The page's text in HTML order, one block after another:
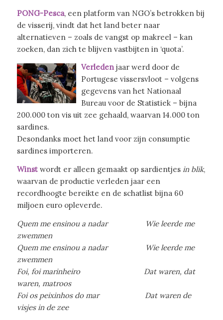
PONG-Pesca, een platform van NGO’s betrokken bij
de visserij, vindt dat het land beter naar
alternatieven – zoals de vangst op makreel – kan
zoeken, dan zich te blijven vastbijten in ‘quota’.
Verledenjaar werd door de
Portugese vissersvloot – volgens
gegevens van het Nationaal
Bureau voor de Statistiek – bijna
200.000 ton vis uit zee gehaald, waarvan 14.000 ton
sardines.
Desondanks moet het land voor zijn consumptie
sardines importeren.
Winstwordt er alleen gemaakt op sardientjesin blik,
waarvan de productie verleden jaar een
recordhoogte bereikte en de schatlist bijna 60
miljoen euro opleverde.
Quem me ensinou a nadar Wie leerde me
zwemmen
Quem me ensinou a nadar Wie leerde me
zwemmen
Foi, foi marinheiro Dat waren, dat
waren, matroos
Foi os peixinhos do mar
Dat waren de
visjes in de zee